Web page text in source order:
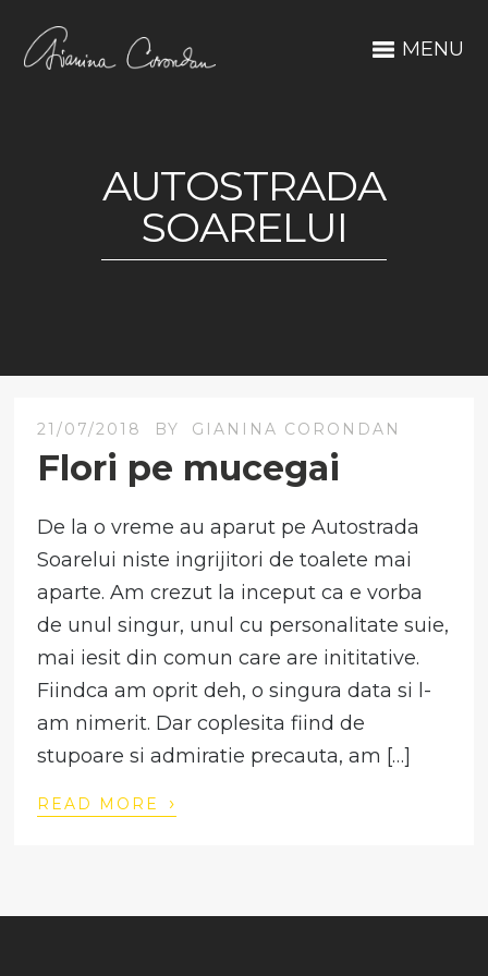
MENU
AUTOSTRADA
SOARELUI
21/07/2018 BY GIANINA CORONDAN
Flori pe mucegai
De la o vreme au aparut pe Autostrada
Soarelui niste ingrijitori de toalete mai
aparte. Am crezut la inceput ca e vorba
de unul singur, unul cu personalitate suie,
mai iesit din comun care are inititative.
Fiindca am oprit deh, o singura data si l-
am nimerit. Dar coplesita fiind de
stupoare si admiratie precauta, am […]
READ MORE ›